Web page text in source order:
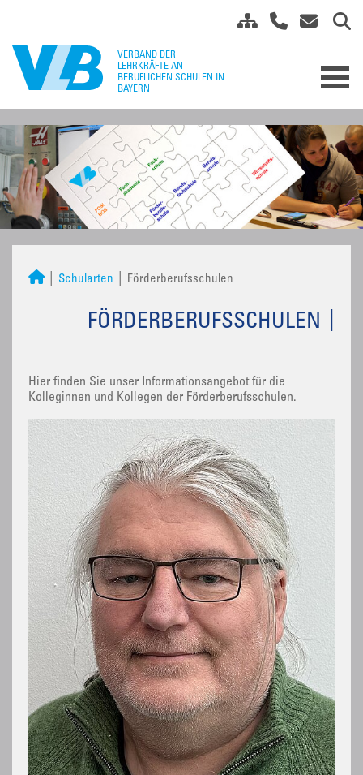
Schularten Förderberufsschulen
FÖRDERBERUFSSCHULEN
Hier finden Sie unser Informationsangebot für die
Kolleginnen und Kollegen der Förderberufsschulen.